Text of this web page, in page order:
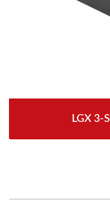
LGX 3-